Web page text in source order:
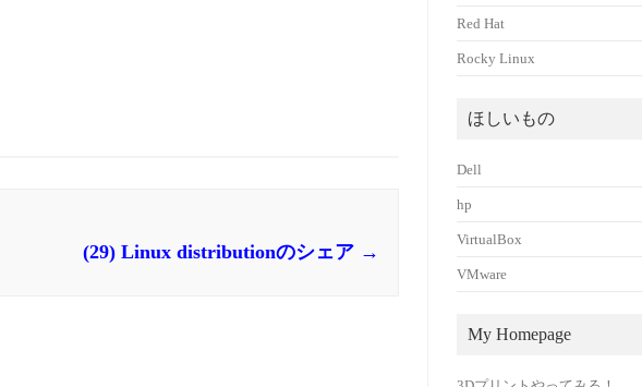
(29) Linux distributionのシェア →
Red Hat
Rocky Linux
ほしいもの
Dell
hp
VirtualBox
VMware
My Homepage